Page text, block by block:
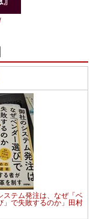
ステム発注は、なぜ「ベ
」で失敗するのか」田村